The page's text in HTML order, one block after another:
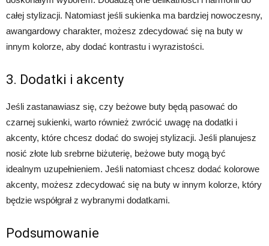
całej stylizacji. Natomiast jeśli sukienka ma bardziej nowoczesny,
awangardowy charakter, możesz zdecydować się na buty w
innym kolorze, aby dodać kontrastu i wyrazistości.
3. Dodatki i akcenty
Jeśli zastanawiasz się, czy beżowe buty będą pasować do
czarnej sukienki, warto również zwrócić uwagę na dodatki i
akcenty, które chcesz dodać do swojej stylizacji. Jeśli planujesz
nosić złote lub srebrne biżuterię, beżowe buty mogą być
idealnym uzupełnieniem. Jeśli natomiast chcesz dodać kolorowe
akcenty, możesz zdecydować się na buty w innym kolorze, który
będzie współgrał z wybranymi dodatkami.
Podsumowanie